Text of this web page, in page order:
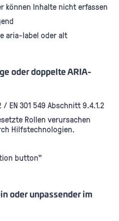
können Inhalte nicht erfassen
aria-label oder alt
oder doppelte ARIA-
/ EN 301 549 Abschnitt 9.4.1.2
Rollen verursachen
Hilfstechnologien.
button"
oder unpassender im